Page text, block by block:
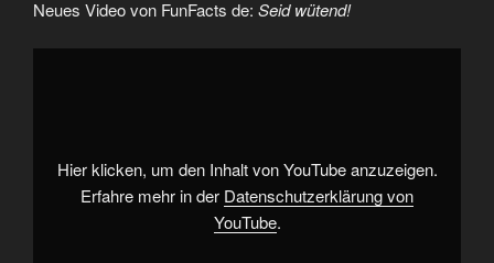
Neues Video von FunFacts de: Seid wütend!
„Seid
Hier klicken, um den Inhalt von YouTube anzuzeigen.
Erfahre mehr in der Datenschutzerklärung von
YouTube.